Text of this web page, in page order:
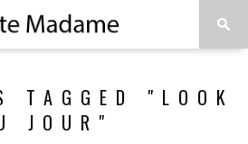
TAGGED "LOOK
JOUR"